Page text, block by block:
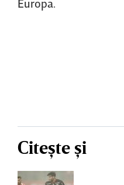
Europa.
Citește și